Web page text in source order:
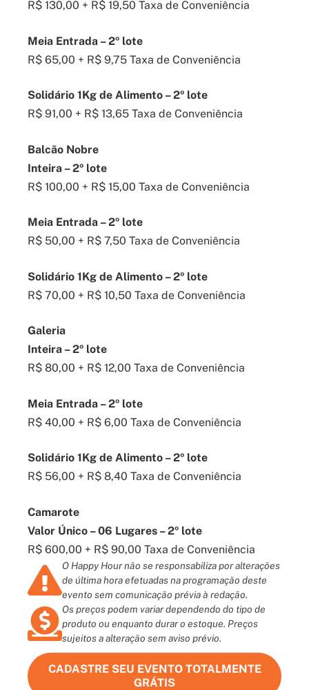
R$ 130,00 + R$ 19,50 Taxa de Conveniência
Meia Entrada – 2º lote
R$ 65,00 + R$ 9,75 Taxa de Conveniência
Solidário 1Kg de Alimento – 2º lote
R$ 91,00 + R$ 13,65 Taxa de Conveniência
Balcão Nobre
Inteira – 2º lote
R$ 100,00 + R$ 15,00 Taxa de Conveniência
Meia Entrada – 2º lote
R$ 50,00 + R$ 7,50 Taxa de Conveniência
Solidário 1Kg de Alimento – 2º lote
R$ 70,00 + R$ 10,50 Taxa de Conveniência
Galeria
Inteira – 2º lote
R$ 80,00 + R$ 12,00 Taxa de Conveniência
Meia Entrada – 2º lote
R$ 40,00 + R$ 6,00 Taxa de Conveniência
Solidário 1Kg de Alimento – 2º lote
R$ 56,00 + R$ 8,40 Taxa de Conveniência
Camarote
Valor Único – 06 Lugares – 2º lote
R$ 600,00 + R$ 90,00 Taxa de Conveniência
O Happy Hour não se responsabiliza por alterações
de última hora efetuadas na programação deste
evento sem comunicação prévia à redação.
Os preços podem variar dependendo do tipo de
produto ou enquanto durar o estoque. Preços
sujeitos a alteração sem aviso prévio.
CADASTRE SEU EVENTO TOTALMENTE
GRÁTIS